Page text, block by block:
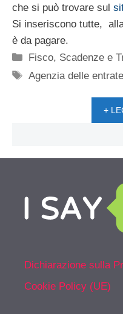
che si può trovare sul
Si inseriscono tutte,
è da pagare.
Categorie
Fisco, Scadenze e
Tag
Agenzia delle entrate
+
Dichiarazione sulla
Cookie Policy (UE)